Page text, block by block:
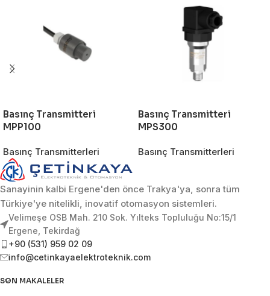
Basınç Transmitteri
MPP100
Basınç Transmitterleri
Basınç Transmitteri
MPS300
Basınç Transmitterleri
Sanayinin kalbi Ergene'den önce Trakya'ya, sonra tüm
Türkiye'ye nitelikli, inovatif otomasyon sistemleri.
Velimeşe OSB Mah. 210 Sok. Yılteks Topluluğu No:15/1
Ergene, Tekirdağ
+90 (531) 959 02 09
info@cetinkayaelektroteknik.com
SON MAKALELER